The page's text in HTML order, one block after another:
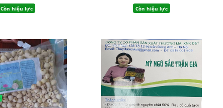
Còn hiệu lực Còn hiệu lực